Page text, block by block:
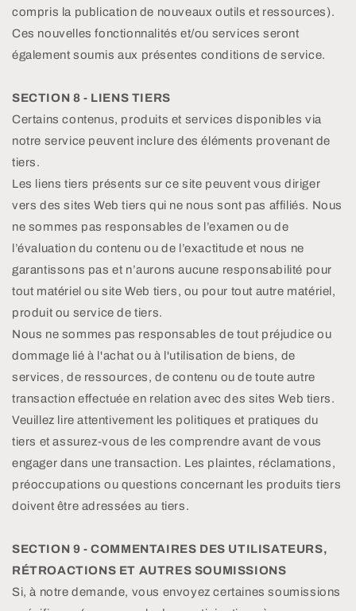
compris la publication de nouveaux outils et ressources).
Ces nouvelles fonctionnalités et/ou services seront
également soumis aux présentes conditions de service.
SECTION 8 - LIENS TIERS
Certains contenus, produits et services disponibles via
notre service peuvent inclure des éléments provenant de
tiers.
Les liens tiers présents sur ce site peuvent vous diriger
vers des sites Web tiers qui ne nous sont pas affiliés. Nous
ne sommes pas responsables de l’examen ou de
l’évaluation du contenu ou de l’exactitude et nous ne
garantissons pas et n’aurons aucune responsabilité pour
tout matériel ou site Web tiers, ou pour tout autre matériel,
produit ou service de tiers.
Nous ne sommes pas responsables de tout préjudice ou
dommage lié à l'achat ou à l'utilisation de biens, de
services, de ressources, de contenu ou de toute autre
transaction effectuée en relation avec des sites Web tiers.
Veuillez lire attentivement les politiques et pratiques du
tiers et assurez-vous de les comprendre avant de vous
engager dans une transaction. Les plaintes, réclamations,
préoccupations ou questions concernant les produits tiers
doivent être adressées au tiers.
SECTION 9 - COMMENTAIRES DES UTILISATEURS,
RÉTROACTIONS ET AUTRES SOUMISSIONS
Si, à notre demande, vous envoyez certaines soumissions